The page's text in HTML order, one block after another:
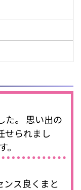
た。 思い出の
せられまし
ンス良くまと